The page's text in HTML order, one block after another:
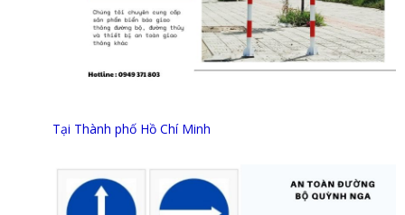
Tại Thành phố Hồ Chí Minh